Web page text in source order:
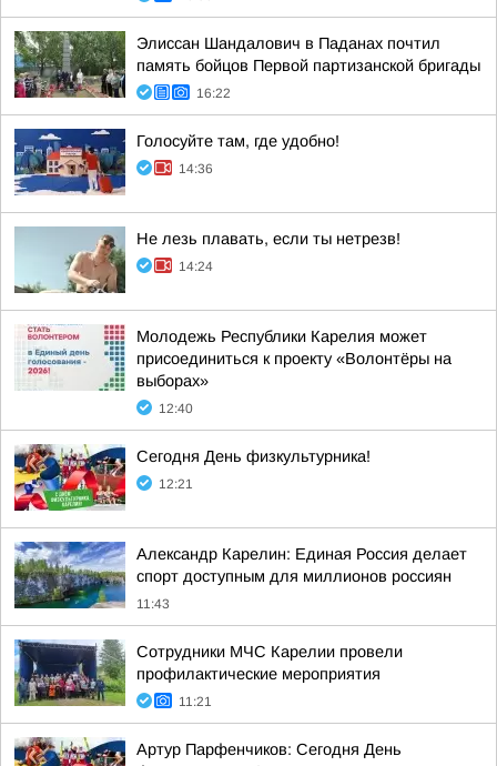
Элиссан Шандалович в Паданах почтил
память бойцов Первой партизанской бригады
16:22
Голосуйте там, где удобно!
14:36
Не лезь плавать, если ты нетрезв!
14:24
Молодежь Республики Карелия может
присоединиться к проекту «Волонтёры на
выборах»
12:40
Сегодня День физкультурника!
12:21
Александр Карелин: Единая Россия делает
спорт доступным для миллионов россиян
11:43
Сотрудники МЧС Карелии провели
профилактические мероприятия
11:21
Артур Парфенчиков: Сегодня День